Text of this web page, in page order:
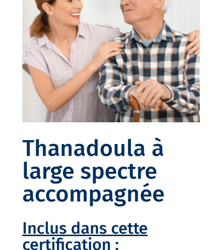
Thanadoula à
large spectre
accompagnée
Inclus dans cette
certification :